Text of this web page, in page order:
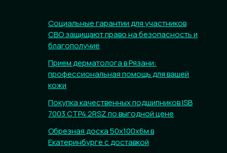
Социальные гарантии для участников
СВО защищают право на безопасность и
благополучие
Прием дерматолога в Рязани:
профессиональная помощь для вашей
кожи
Покупка качественных подшипников ISB
7003 CTP4.2RSZ по выгодной цене
Обрезная доска 50х100х6м в
Екатеринбурге с доставкой